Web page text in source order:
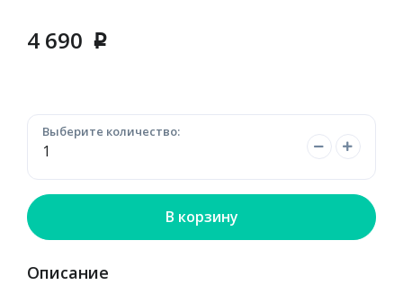
4 690 p
Выберите количество:
В корзину
Описание